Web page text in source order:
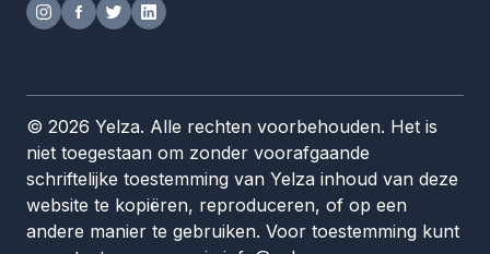
© 2026 Yelza. Alle rechten voorbehouden. Het is
niet toegestaan om zonder voorafgaande
schriftelijke toestemming van Yelza inhoud van deze
website te kopiëren, reproduceren, of op een
andere manier te gebruiken. Voor toestemming kunt